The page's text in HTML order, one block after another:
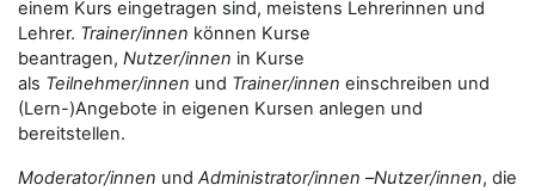
einem Kurs eingetragen sind, meistens Lehrerinnen und
Lehrer. Trainer/innen können Kurse
beantragen, Nutzer/innen in Kurse
als Teilnehmer/innen und Trainer/innen einschreiben und
(Lern-)Angebote in eigenen Kursen anlegen und
bereitstellen.
Moderator/innen und Administrator/innen –Nutzer/innen, die